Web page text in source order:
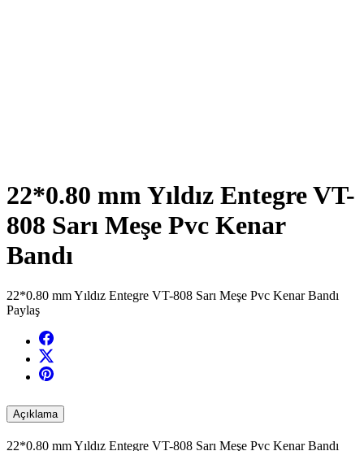
22*0.80 mm Yıldız Entegre VT-
808 Sarı Meşe Pvc Kenar
Bandı
22*0.80 mm Yıldız Entegre VT-808 Sarı Meşe Pvc Kenar Bandı
Paylaş
Açıklama
22*0.80 mm Yıldız Entegre VT-808 Sarı Meşe Pvc Kenar Bandı